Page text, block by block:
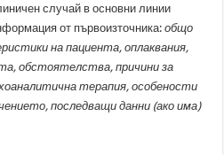
случай в основни линии
от първоизточника:общо
на пациента, оплаквания,
обстоятелства, причини за
терапия, особености
последващи данни (ако има)